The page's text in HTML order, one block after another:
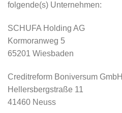
folgende(s) Unternehmen:
SCHUFA Holding AG
Kormoranweg 5
65201 Wiesbaden
Creditreform Boniversum GmbH
Hellersbergstraße 11
41460 Neuss